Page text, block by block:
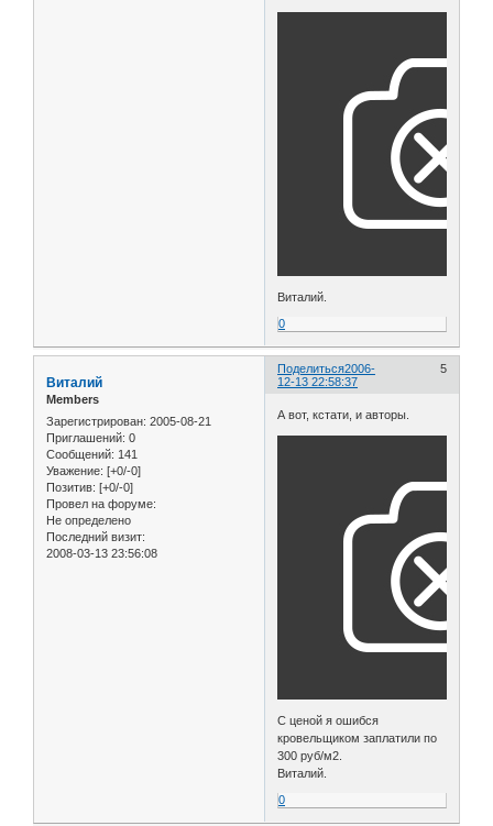
Виталий.
0
Поделиться 5
2006-
12-13 22:58:37
Виталий
Members
Зарегистрирован: 2005-08-21
Приглашений: 0
Сообщений: 141
Уважение: [+0/-0]
Позитив: [+0/-0]
Провел на форуме:
Не определено
Последний визит:
2008-03-13 23:56:08
А вот, кстати, и авторы.
С ценой я ошибся
кровельщиком заплатили по
300 руб/м2.
Виталий.
0